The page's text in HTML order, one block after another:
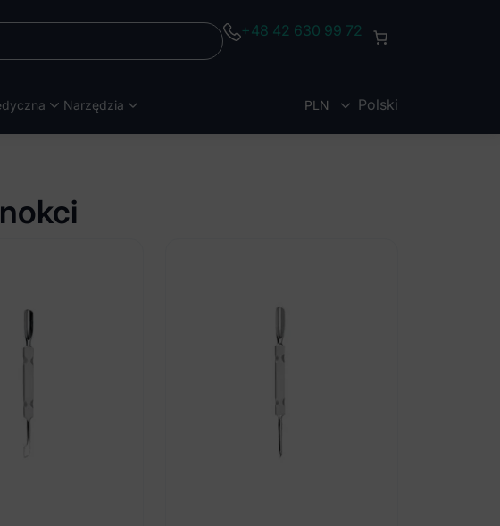
+48 42 630 99 72
Narzędzia PLN Polski